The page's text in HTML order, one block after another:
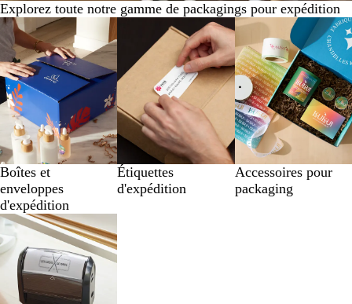
Explorez toute notre gamme de packagings pour expédition
Boîtes et
enveloppes
d'expédition
Étiquettes
d'expédition
Accessoires pour
packaging